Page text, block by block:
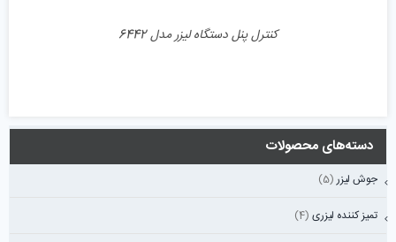
کنترل پنل دستگاه لیزر مدل 6442
دسته‌های محصولات
جوش لیزر (5)
تمیز کننده لیزری (4)